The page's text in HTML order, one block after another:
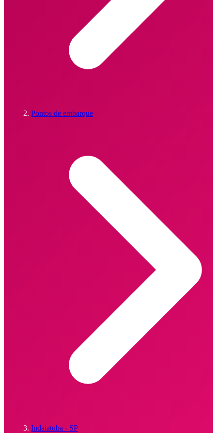
Pontos de embarque
Indaiatuba - SP